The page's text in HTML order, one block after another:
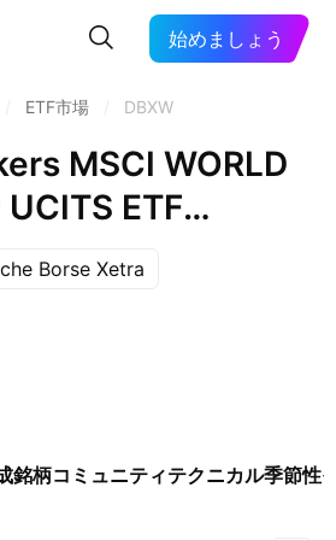
始めましょう
ETF市場 DBXW
MSCI WORLD
UCITS ETF
1C
Borse Xetra
銘柄コミュニティテクニカル季節性